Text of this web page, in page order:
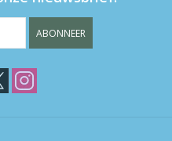
ABONNEER